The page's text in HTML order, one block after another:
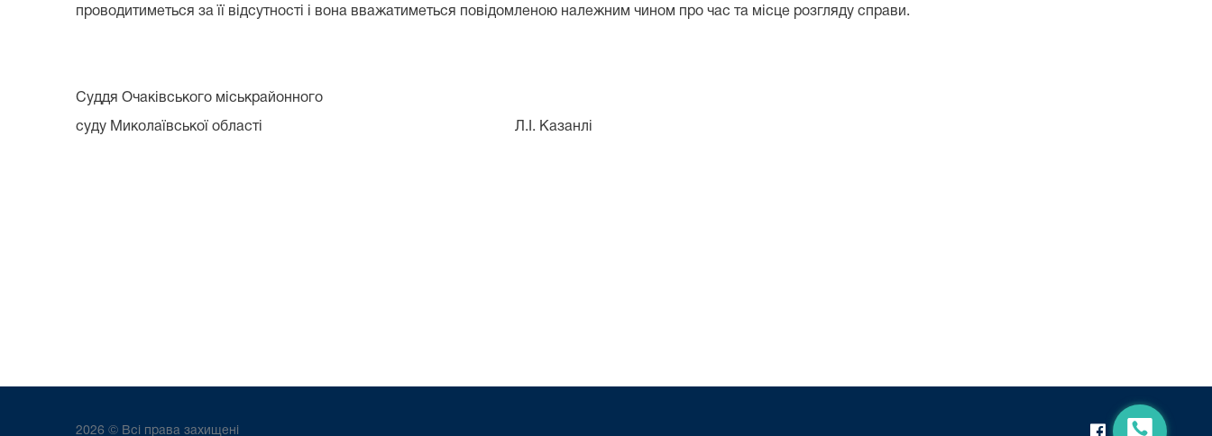
проводитиметься за її відсутності і вона вважатиметься повідомленою належним чином про час та місце розгляду справи.
Суддя Очаківського міськрайонного
суду Миколаївської області Л.І. Казанлі
2026 © Всі права захищені